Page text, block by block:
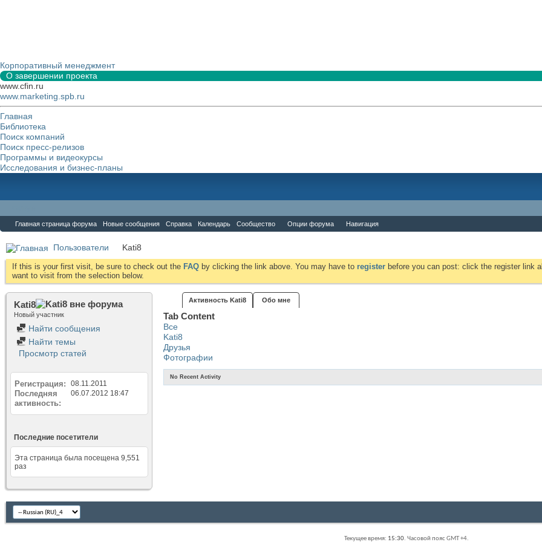
Корпоративный менеджмент
О завершении проекта
www.cfin.ru
www.marketing.spb.ru
Главная
Библиотека
Поиск компаний
Поиск пресс-релизов
Программы и видеокурсы
Исследования и бизнес-планы
Главная страница форума Новые сообщения Справка Календарь Сообщество Опции форума Навигация
Пользователи Kati8
If this is your first visit, be sure to check out the FAQ by clicking the link above. You may have to register before you can post: click the register link
want to visit from the selection below.
Kati8
Новый участник
Найти сообщения
Найти темы
Просмотр статей
Регистрация 08.11.2011
Последняя
активность
06.07.2012 18:47
Последние посетители
Эта страница была посещена 9,551
раз
Активность Kati8 Обо мне
Tab Content
Все
Kati8
Друзья
Фотографии
No Recent Activity
Текущее время: 15:30. Часовой пояс GMT +4.